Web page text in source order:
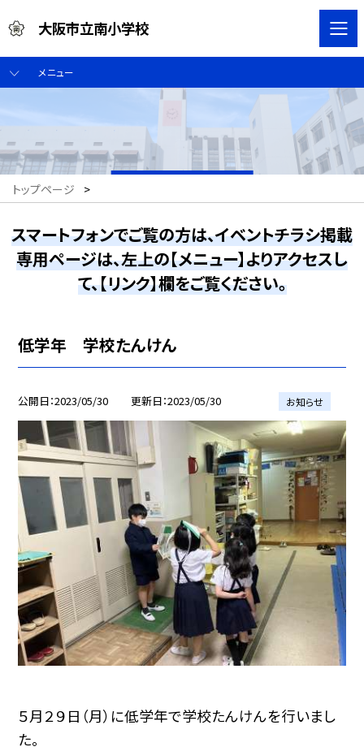
大阪市立南小学校
メニュー
トップページ >
スマートフォンでご覧の方は、イベントチラシ掲載
専用ページは、左上の【メニュー】よりアクセスし
て、【リンク】欄をご覧ください。
低学年 学校たんけん
公開日 2023/05/30 更新日 2023/05/30 お知らせ
５月２９日（月）に低学年で学校たんけんを行いまし
た。